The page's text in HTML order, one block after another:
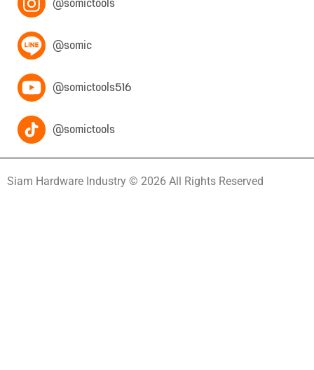
@somic
@somictools516
@somictools
Siam Hardware Industry © 2026 All Rights Reserved